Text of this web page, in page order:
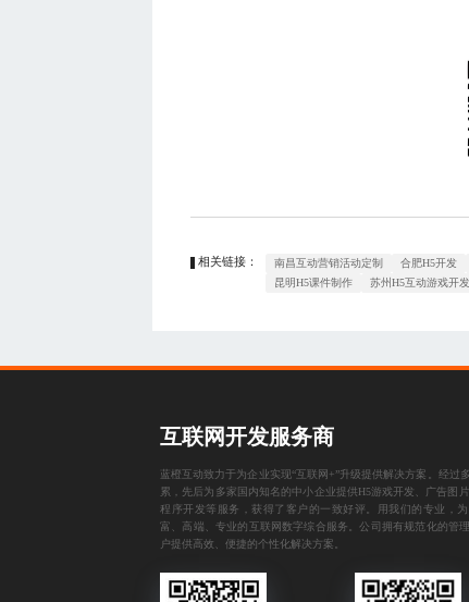
相关链接： 南昌互动营销活动定制 合肥H5开发
昆明H5课件制作
苏州H5互动游戏开发
互联网开发服务商
蓝橙互动致力于为企业实现“互联网+”升级提供解决方案。经过
累，先后为多家国内知名的中小企业提供H5游戏开发、 广告图
程序开发等服务，获得了客户的一致好评。用我们的专业，
富、高端、专业的互联网数字综合服务。公司拥有规范化的管
户提供高效、便捷的个性化解决方案。